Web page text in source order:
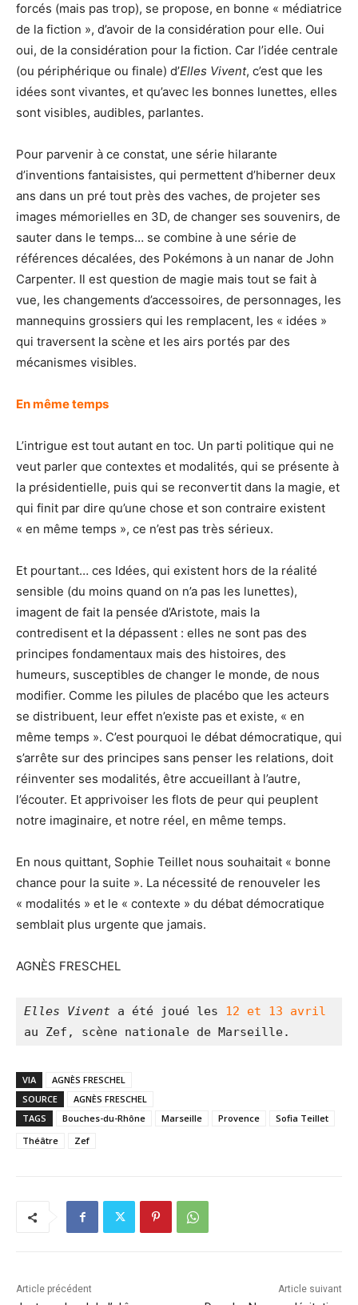
forcés (mais pas trop), se propose, en bonne « médiatrice
de la fiction », d’avoir de la considération pour elle. Oui
oui, de la considération pour la fiction. Car l’idée centrale
(ou périphérique ou finale) d’Elles Vivent, c’est que les
idées sont vivantes, et qu’avec les bonnes lunettes, elles
sont visibles, audibles, parlantes.
Pour parvenir à ce constat, une série hilarante
d’inventions fantaisistes, qui permettent d’hiberner deux
ans dans un pré tout près des vaches, de projeter ses
images mémorielles en 3D, de changer ses souvenirs, de
sauter dans le temps… se combine à une série de
références décalées, des Pokémons à un nanar de John
Carpenter. Il est question de magie mais tout se fait à
vue, les changements d’accessoires, de personnages, les
mannequins grossiers qui les remplacent, les « idées »
qui traversent la scène et les airs portés par des
mécanismes visibles.
En même temps
L’intrigue est tout autant en toc. Un parti politique qui ne
veut parler que contextes et modalités, qui se présente à
la présidentielle, puis qui se reconvertit dans la magie, et
qui finit par dire qu’une chose et son contraire existent
« en même temps », ce n’est pas très sérieux.
Et pourtant… ces Idées, qui existent hors de la réalité
sensible (du moins quand on n’a pas les lunettes),
imagent de fait la pensée d’Aristote, mais la
contredisent et la dépassent : elles ne sont pas des
principes fondamentaux mais des histoires, des
humeurs, susceptibles de changer le monde, de nous
modifier. Comme les pilules de placébo que les acteurs
se distribuent, leur effet n’existe pas et existe, « en
même temps ». C’est pourquoi le débat démocratique, qui
s’arrête sur des principes sans penser les relations, doit
réinventer ses modalités, être accueillant à l’autre,
l’écouter. Et apprivoiser les flots de peur qui peuplent
notre imaginaire, et notre réel, en même temps.
En nous quittant, Sophie Teillet nous souhaitait « bonne
chance pour la suite ». La nécessité de renouveler les
« modalités » et le « contexte » du débat démocratique
semblait plus urgente que jamais.
AGNÈS FRESCHEL
Elles Vivent a été joué les
au Zef, scène nationale de Marseille.
VIA
AGNÈS FRESCHEL
SOURCE
AGNÈS FRESCHEL
TAGS
Bouches-du-Rhône Marseille Provence
Sofia Teillet
Théâtre
Zef
Article précédent Article suivant